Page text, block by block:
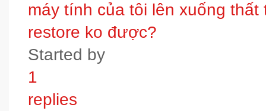
máy tính của tôi lên xuống
restore ko được?
Started by
1
replies